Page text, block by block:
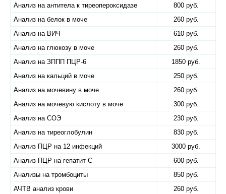
Анализ на антитела к тиреопероксидазе
800 руб.
Анализ на белок в моче
260 руб.
Анализ на ВИЧ
610 руб.
Анализ на глюкозу в моче
260 руб.
Анализ на ЗППП ПЦР-6
1850 руб.
Анализ на кальций в моче
250 руб.
Анализ на мочевину в моче
260 руб.
Анализ на мочевую кислоту в моче
300 руб.
Анализ на СОЭ
230 руб.
Анализ на тиреоглобулин
830 руб.
Анализ ПЦР на 12 инфекций
3000 руб.
Анализ ПЦР на гепатит С
600 руб.
Анализы на тромбоциты
850 руб.
АЧТВ анализ крови
260 руб.